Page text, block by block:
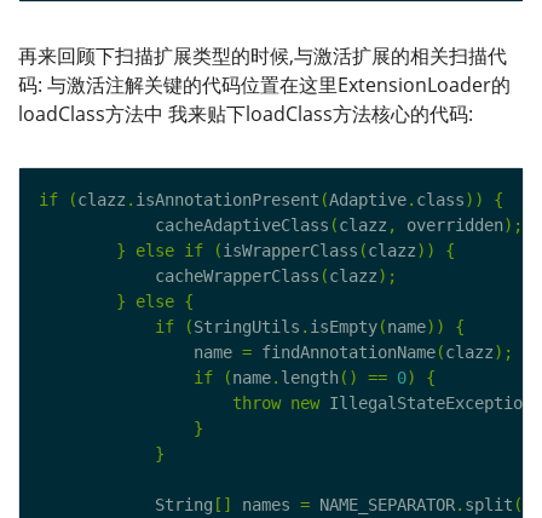
再来回顾下扫描扩展类型的时候,与激活扩展的相关扫描代
码: 与激活注解关键的代码位置在这里ExtensionLoader的
loadClass方法中 我来贴下loadClass方法核心的代码:
if (clazz . isAnnotationPresent (Adaptive. class))
{
            cacheAdaptiveClass
(clazz , overridden);
}
else if (isWrapperClass (clazz))
{
            cacheWrapperClass
(clazz);
}
else {
if
(StringUtils . isEmpty(name))
{
                name
= findAnnotationName(clazz);
if
(name. length() == 0)
{
throw new IllegalStateException
}
}
            String
[] names = NAME_SEPARATOR. split (